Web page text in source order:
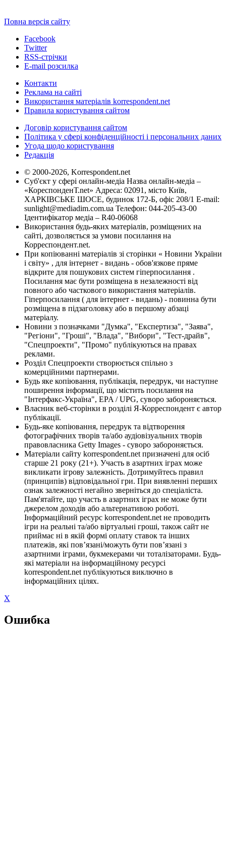
Повна версія сайту
Facebook
Twitter
RSS-стрічки
E-mail розсилка
Контакти
Реклама на сайті
Використання матеріалів korrespondent.net
Правила користування сайтом
Договір користування сайтом
Політика у сфері конфіденційності і персональних даних
Угода щодо користування
Редакція
© 2000-2026, Korrespondent.net
Суб'єкт у сфері онлайн-медіа Назва онлайн-медіа –
«КореспонденТ.net» Адреса: 02091, місто Київ,
ХАРКІВСЬКЕ ШОСЕ, будинок 172-Б, офіс 208/1 E-mail:
sunlight@mediadim.com.ua Телефон: 044-205-43-00
Ідентифікатор медіа – R40-06068
Використання будь-яких матеріалів, розміщених на
сайті, дозволяється за умови посилання на
Корреспондент.net.
При копіюванні матеріалів зі сторінки « Новини України
і світу» , для інтернет - видань - обов'язкове пряме
відкрите для пошукових систем гіперпосилання .
Посилання має бути розміщена в незалежності від
повного або часткового використання матеріалів.
Гіперпосилання ( для інтернет - видань) - повинна бути
розміщена в підзаголовку або в першому абзаці
матеріалу.
Новини з позначками "Думка", "Експертиза", "Заява",
"Регіони", "Гроші", "Влада", "Вибори", "Тест-драйв",
"Спецпроекти", "Промо" публікуються на правах
реклами.
Розділ Спецпроекти створюється спільно з
комерційними партнерами.
Будь яке копіювання, публікація, передрук, чи наступне
поширення інформації, що містить посилання на
"Інтерфакс-Україна", EPA / UPG, суворо забороняється.
Власник веб-сторінки в розділі Я-Корреспондент є автор
публікації.
Будь-яке копіювання, передрук та відтворення
фотографічних творів та/або аудіовізуальних творів
правовласника Getty Images - суворо забороняється.
Матеріали сайту korrespondent.net призначені для осіб
старше 21 року (21+). Участь в азартних іграх може
викликати ігрову залежність. Дотримуйтесь правил
(принципів) відповідальної гри. При виявленні перших
ознак залежності негайно зверніться до спеціаліста.
Пам'ятайте, що участь в азартних іграх не може бути
джерелом доходів або альтернативою роботі.
Інформаційний ресурс korrespondent.net не проводить
ігри на реальні та/або віртуальні гроші, також сайт не
приймає ні в якій формі оплату ставок та інших
платежів, які пов’язані/можуть бути пов’язані з
азартними іграми, букмекерами чи тоталізаторами. Будь-
які матеріали на інформаційному ресурсі
korrespondent.net публікуються виключно в
інформаційних цілях.
X
Ошибка